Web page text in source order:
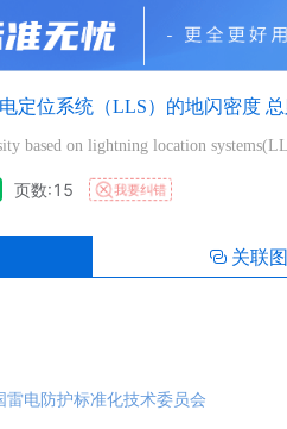
定位系统（LLS）的地闪密度 总
based on lightning location
页数:15 我要纠错
关联
电防护标准化技术委员会